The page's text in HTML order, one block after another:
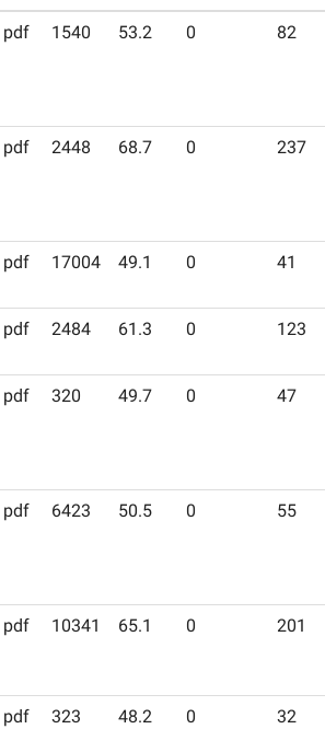
pdf 1540 53.2 0 82
pdf 2448 68.7 0 237
pdf 17004 49.1 0 41
pdf 2484 61.3 0 123
pdf 320 49.7 0 47
pdf 6423 50.5 0 55
pdf 10341 65.1 0 201
pdf 323 48.2 0 32